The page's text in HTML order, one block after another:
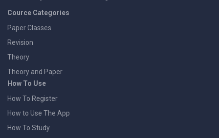
Cource Categories
Paper Classes
Revision
Theory
Theory and Paper
How To Use
How To Register
How to Use The App
How To Study